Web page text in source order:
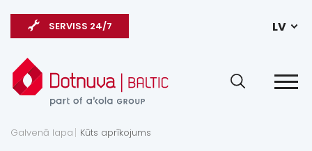
LV
SERVISS 24/7
Galvenā lapa Kūts aprīkojums